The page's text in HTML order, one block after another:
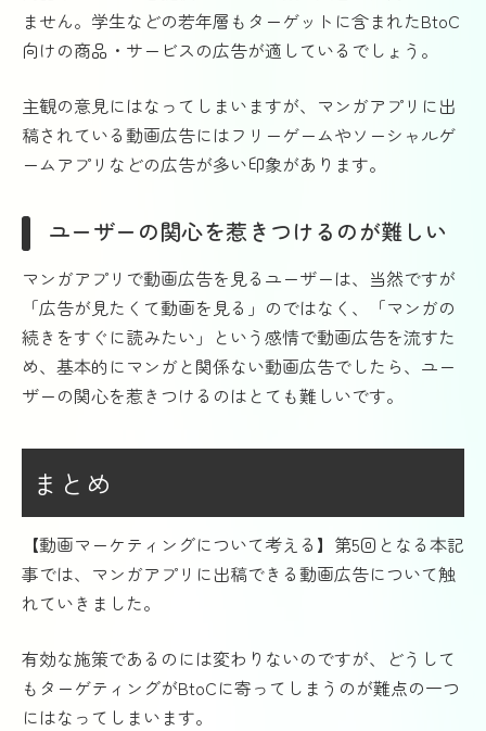
ません。学生などの若年層もターゲットに含まれたBtoC
向けの商品・サービスの広告が適しているでしょう。
主観の意見にはなってしまいますが、マンガアプリに出
稿されている動画広告にはフリーゲームやソーシャルゲ
ームアプリなどの広告が多い印象があります。
ユーザーの関心を惹きつけるのが難しい
マンガアプリで動画広告を見るユーザーは、当然ですが
「広告が見たくて動画を見る」のではなく、「マンガの
続きをすぐに読みたい」という感情で動画広告を流すた
め、基本的にマンガと関係ない動画広告でしたら、ユー
ザーの関心を惹きつけるのはとても難しいです。
まとめ
【動画マーケティングについて考える】第5回となる本記
事では、マンガアプリに出稿できる動画広告について触
れていきました。
有効な施策であるのには変わりないのですが、どうして
もターゲティングがBtoCに寄ってしまうのが難点の一つ
にはなってしまいます。